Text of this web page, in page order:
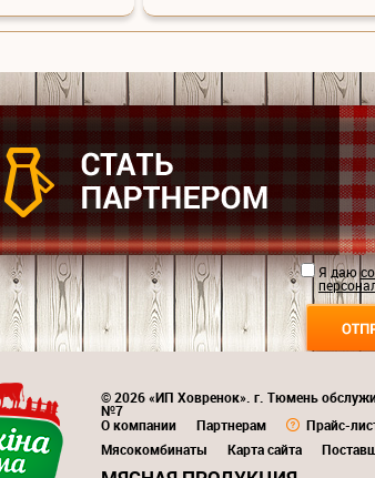
Я даю
© 2026 «ИП Ховренок». г. Тюмень
№7
О компании
Партнерам Прайс-
Мясокомбинаты
Карта сайта